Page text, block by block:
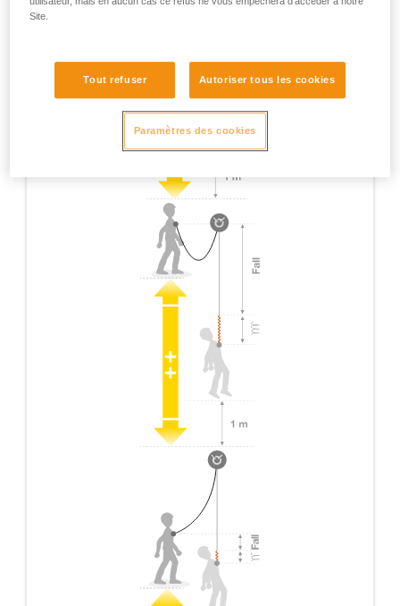
Site.
Tout refuser Autoriser tous les cookies
Paramètres des cookies